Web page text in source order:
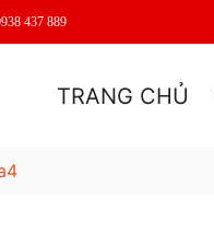
437 889
TRANG CHỦ